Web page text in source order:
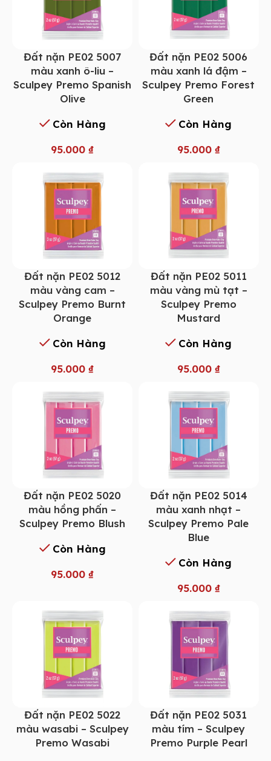
Đất nặn PE02 5007
màu xanh ô-liu –
Sculpey Premo Spanish
Olive
Còn Hàng
95.000 ₫
Đất nặn PE02 5006
màu xanh lá đậm –
Sculpey Premo Forest
Green
Còn Hàng
95.000 ₫
Đất nặn PE02 5012
màu vàng cam –
Sculpey Premo Burnt
Orange
Còn Hàng
95.000 ₫
Đất nặn PE02 5011
màu vàng mù tạt –
Sculpey Premo
Mustard
Còn Hàng
95.000 ₫
Đất nặn PE02 5020
màu hồng phấn –
Sculpey Premo Blush
Còn Hàng
95.000 ₫
Đất nặn PE02 5014
màu xanh nhạt –
Sculpey Premo Pale
Blue
Còn Hàng
95.000 ₫
Đất nặn PE02 5022
màu wasabi – Sculpey
Premo Wasabi
Đất nặn PE02 5031
màu tím – Sculpey
Premo Purple Pearl